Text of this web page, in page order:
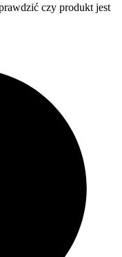
czy produkt jest